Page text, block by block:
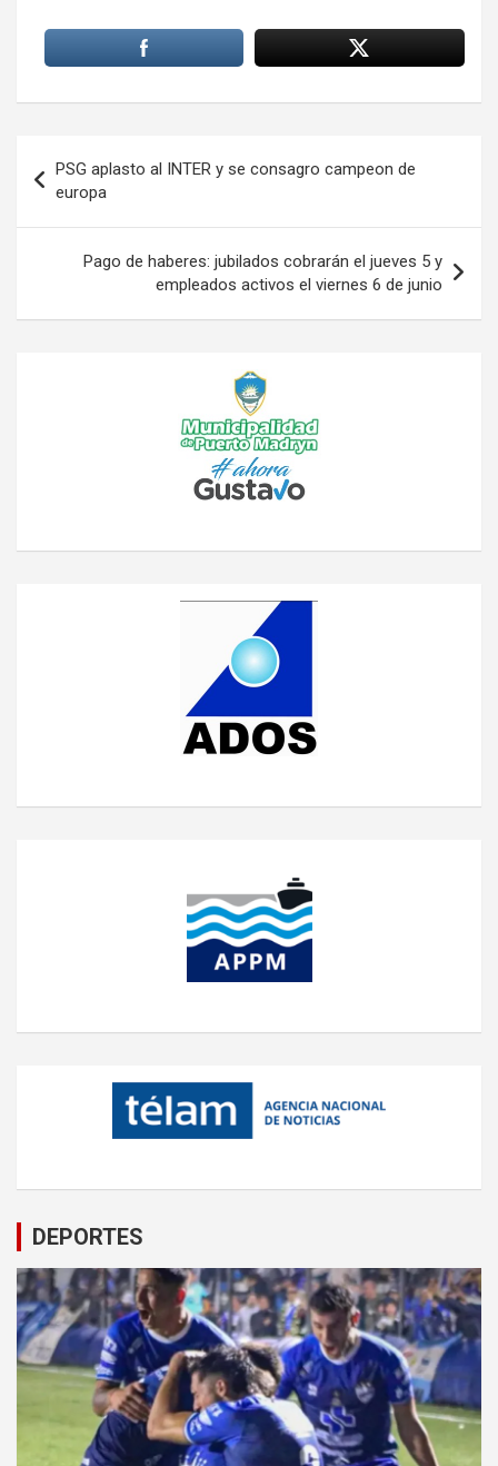
de
entradas
PSG aplasto al INTER y se consagro campeon de
europa
Pago de haberes: jubilados cobrarán el jueves 5 y
empleados activos el viernes 6 de junio
DEPORTES